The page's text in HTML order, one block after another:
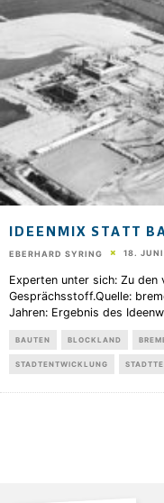
IDEENMIX STATT
EBERHARD SYRING 18.
Experten unter sich: Zu den
Gesprächsstoff.Quelle:
Jahren: Ergebnis des Ideenw
BAUTEN BLOCKLAND
STADTENTWICKLUNG